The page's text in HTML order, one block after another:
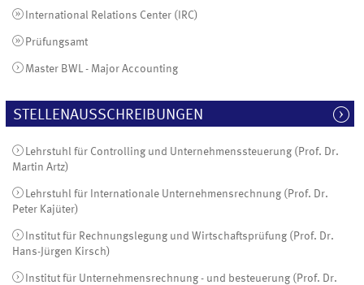
International Relations Center (IRC)
Prüfungsamt
Master BWL - Major Accounting
STELLENAUSSCHREIBUNGEN
Lehrstuhl für Controlling und Unternehmenssteuerung (Prof. Dr.
Martin Artz)
Lehrstuhl für Internationale Unternehmensrechnung (Prof. Dr.
Peter Kajüter)
Institut für Rechnungslegung und Wirtschaftsprüfung (Prof. Dr.
Hans-Jürgen Kirsch)
Institut für Unternehmensrechnung - und besteuerung (Prof. Dr.